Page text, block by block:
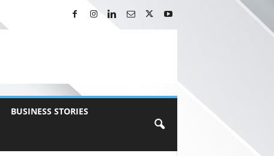
BUSINESS STORIES